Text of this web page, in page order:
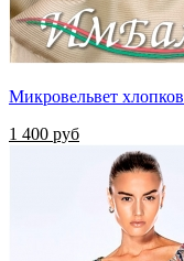
Микровельвет
1 400 руб